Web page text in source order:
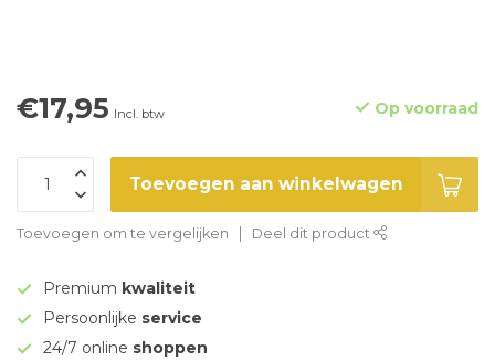
€17,95 Incl. btw Op voorraad
Toevoegen aan winkelwagen
Toevoegen om te vergelijken Deel dit product
Premium kwaliteit
Persoonlijke service
24/7 online shoppen